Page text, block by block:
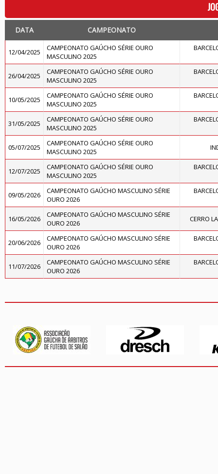
DATA CAMPEONATO
12/04/2025
CAMPEONATO GAÚCHO SÉRIE OURO
MASCULINO 2025
26/04/2025
CAMPEONATO GAÚCHO SÉRIE OURO
MASCULINO 2025
10/05/2025
CAMPEONATO GAÚCHO SÉRIE OURO
MASCULINO 2025
31/05/2025
CAMPEONATO GAÚCHO SÉRIE OURO
MASCULINO 2025
05/07/2025
CAMPEONATO GAÚCHO SÉRIE OURO
MASCULINO 2025
12/07/2025
CAMPEONATO GAÚCHO SÉRIE OURO
MASCULINO 2025
09/05/2026
CAMPEONATO GAÚCHO MASCULINO SÉRIE
OURO 2026
16/05/2026
CAMPEONATO GAÚCHO MASCULINO SÉRIE
OURO 2026
CERRO
20/06/2026
CAMPEONATO GAÚCHO MASCULINO SÉRIE
OURO 2026
11/07/2026
CAMPEONATO GAÚCHO MASCULINO SÉRIE
OURO 2026